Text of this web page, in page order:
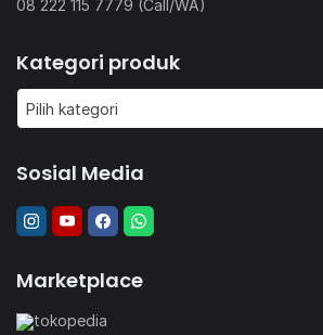
08 222 115 7779 (Call/WA)
Kategori produk
Pilih kategori
Sosial Media
Marketplace